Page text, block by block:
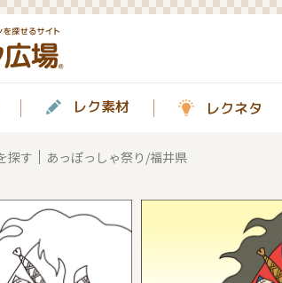
レク素材 レクネタ
探す あっぽっしゃ祭り/福井県